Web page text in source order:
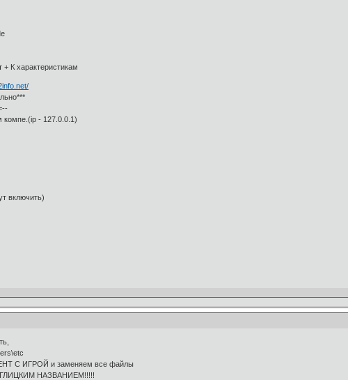
К характеристикам
компе.(ip - 127.0.0.1)
включить)
С ИГРОЙ и заменяем все файлы
НАЗВАНИЕМ!!!!!